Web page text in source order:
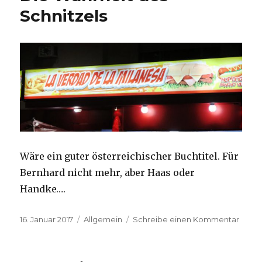
Schnitzels
Wäre ein guter österreichischer Buchtitel. Für
Bernhard nicht mehr, aber Haas oder
Handke….
Veröffentlicht
16. Januar 2017 Kategorien
Allgemein Schreibe einen Kommentarzu